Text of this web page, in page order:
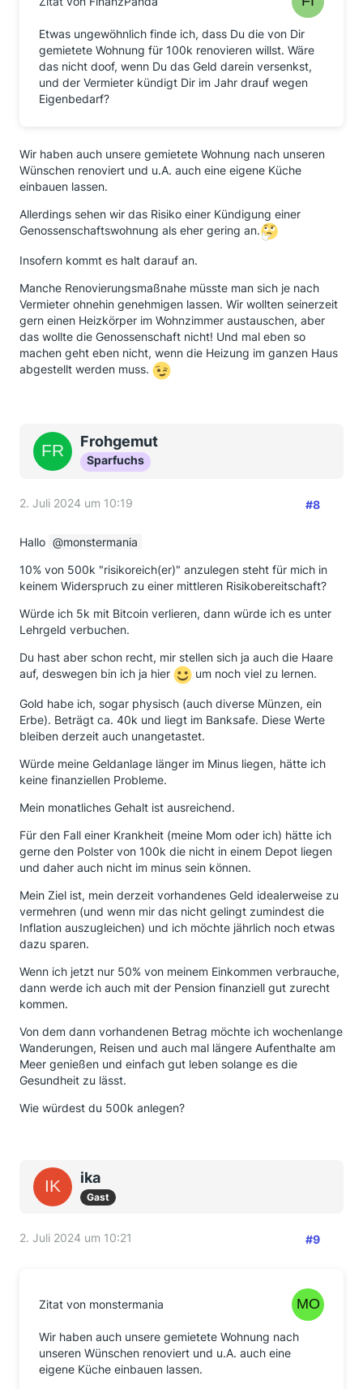
Etwas ungewöhnlich finde ich, dass Du die von Dir
gemietete Wohnung für 100k renovieren willst. Wäre
das nicht doof, wenn Du das Geld darein versenkst,
und der Vermieter kündigt Dir im Jahr drauf wegen
Eigenbedarf?
Wir haben auch unsere gemietete Wohnung nach unseren
Wünschen renoviert und u.A. auch eine eigene Küche
einbauen lassen.
Allerdings sehen wir das Risiko einer Kündigung einer
Genossenschaftswohnung als eher gering an.
Insofern kommt es halt darauf an.
Manche Renovierungsmaßnahe müsste man sich je nach
Vermieter ohnehin genehmigen lassen. Wir wollten seinerzeit
gern einen Heizkörper im Wohnzimmer austauschen, aber
das wollte die Genossenschaft nicht! Und mal eben so
machen geht eben nicht, wenn die Heizung im ganzen Haus
abgestellt werden muss.
Frohgemut
Sparfuchs
2. Juli 2024 um 10:19 #8
Hallo
monstermania
10% von 500k "risikoreich(er)" anzulegen steht für mich in
keinem Widerspruch zu einer mittleren Risikobereitschaft?
Würde ich 5k mit Bitcoin verlieren, dann würde ich es unter
Lehrgeld verbuchen.
Du hast aber schon recht, mir stellen sich ja auch die Haare
auf, deswegen bin ich ja hier
um noch viel zu lernen.
Gold habe ich, sogar physisch (auch diverse Münzen, ein
Erbe). Beträgt ca. 40k und liegt im Banksafe. Diese Werte
bleiben derzeit auch unangetastet.
Würde meine Geldanlage länger im Minus liegen, hätte ich
keine finanziellen Probleme.
Mein monatliches Gehalt ist ausreichend.
Für den Fall einer Krankheit (meine Mom oder ich) hätte ich
gerne den Polster von 100k die nicht in einem Depot liegen
und daher auch nicht im minus sein können.
Mein Ziel ist, mein derzeit vorhandenes Geld idealerweise zu
vermehren (und wenn mir das nicht gelingt zumindest die
Inflation auszugleichen) und ich möchte jährlich noch etwas
dazu sparen.
Wenn ich jetzt nur 50% von meinem Einkommen verbrauche,
dann werde ich auch mit der Pension finanziell gut zurecht
kommen.
Von dem dann vorhandenen Betrag möchte ich wochenlange
Wanderungen, Reisen und auch mal längere Aufenthalte am
Meer genießen und einfach gut leben solange es die
Gesundheit zu lässt.
Wie würdest du 500k anlegen?
ika
Gast
2. Juli 2024 um 10:21 #9
Zitat von monstermania
Wir haben auch unsere gemietete Wohnung nach
unseren Wünschen renoviert und u.A. auch eine
eigene Küche einbauen lassen.